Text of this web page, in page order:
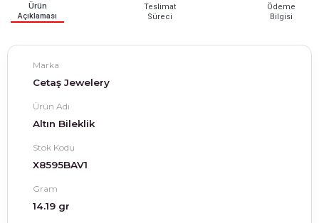
Ürün
Açıklaması
Teslimat
Süreci
Ödeme
Bilgisi
Marka
Cetaş Jewelery
Ürün Adı
Altın Bileklik
Stok Kodu
X8595BAV1
Gram
14.19 gr